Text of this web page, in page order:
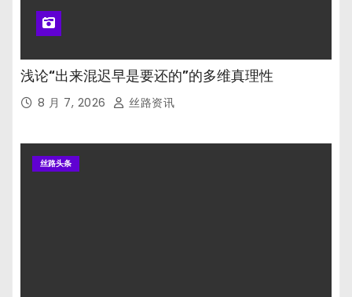
浅论“出来混迟早是要还的”的多维真理性
8 月 7, 2026 丝路资讯
丝路头条